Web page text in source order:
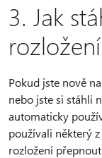
3. Jak
rozložení
Pokud jste nově
nebo jste si stáhli
automaticky
používali některý
rozložení